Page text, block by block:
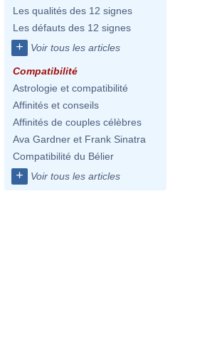
Les qualités des 12 signes
Les défauts des 12 signes
+ Voir tous les articles
Compatibilité
Astrologie et compatibilité
Affinités et conseils
Affinités de couples célèbres
Ava Gardner et Frank Sinatra
Compatibilité du Bélier
+ Voir tous les articles